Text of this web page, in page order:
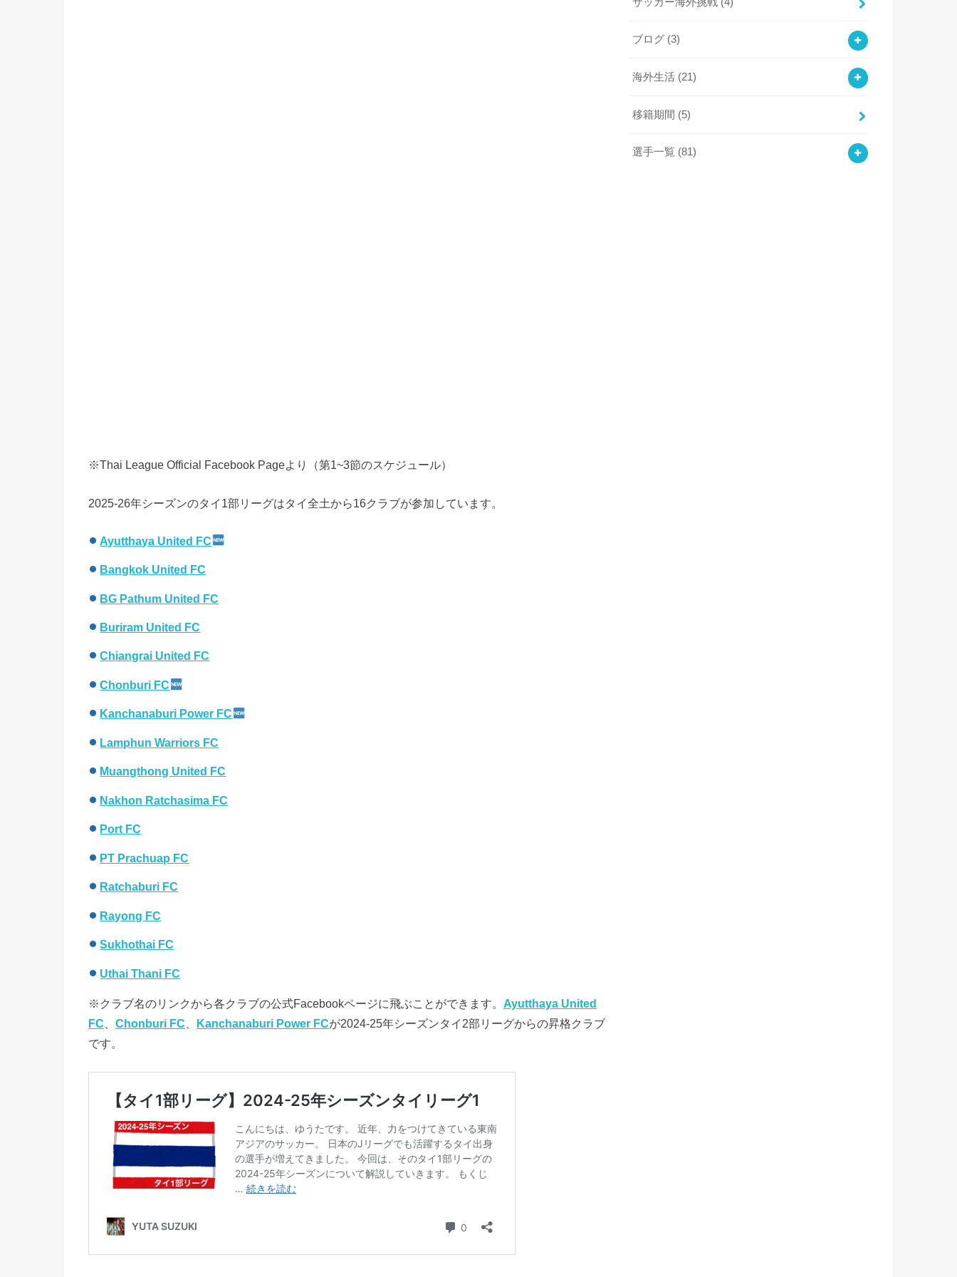
※Thai League Official Facebook Pageより（第1~3節のスケジュール）
2025-26年シーズンのタイ1部リーグはタイ全土から16クラブが参加しています。
Ayutthaya United FC
Bangkok United FC
BG Pathum United FC
Buriram United FC
Chiangrai United FC
Chonburi FC
Kanchanaburi Power FC
Lamphun Warriors FC
Muangthong United FC
Nakhon Ratchasima FC
Port FC
PT Prachuap FC
Ratchaburi FC
Rayong FC
Sukhothai FC
Uthai Thani FC
※クラブ名のリンクから各クラブの公式Facebookページに飛ぶことができます。 Ayutthaya United
FC
Chonburi FC Kanchanaburi Power FCが2024-25年シーズンタイ2部リーグからの昇格クラブ
です。
ブログ (3)
海外生活 (21)
移籍期間 (5)
選手一覧 (81)